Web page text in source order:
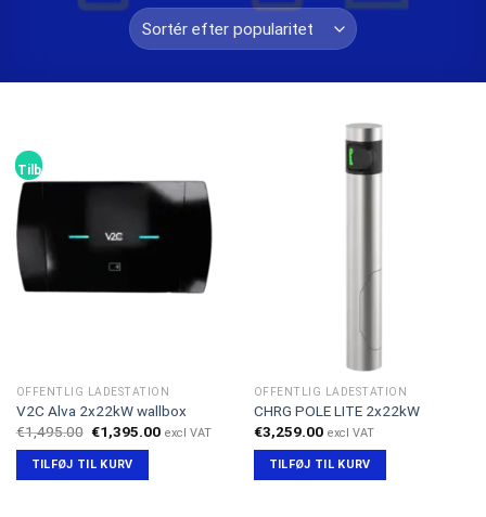
Tilbud!
OFFENTLIG LADESTATION
V2C Alva 2x22kW wallbox
€1,495.00 Den
oprindelige
pris
var:
€1,495.00.
€1,395.00Den
excl VAT
TILFØJ TIL KURV
OFFENTLIG LADESTATION
CHRG POLE LITE 2x22kW
€3,259.00 excl VAT
TILFØJ TIL KURV